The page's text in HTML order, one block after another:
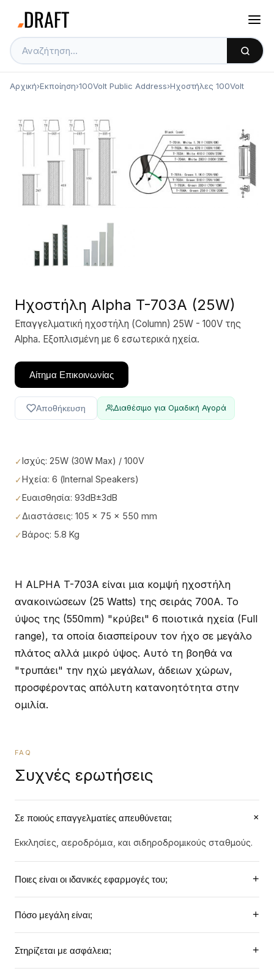
Αρχική›Εκποίηση›100Volt Public Address›Ηχοστήλες 100Volt
Ηχοστήλη Alpha T-703A (25W)
Επαγγελματική ηχοστήλη (Column) 25W - 100V της
Alpha. Εξοπλισμένη με 6 εσωτερικά ηχεία.
Αίτημα Επικοινωνίας
Αποθήκευση Διαθέσιμο για Ομαδική Αγορά
Ισχύς: 25W (30W Max) / 100V
Ηχεία: 6 (Internal Speakers)
Ευαισθησία: 93dB±3dB
Διαστάσεις: 105 × 75 × 550 mm
Βάρος: 5.8 Kg
Η ALPHA T-703A είναι μια κομψή ηχοστήλη
ανακοινώσεων (25 Watts) της σειράς 700A. Το
ύψος της (550mm) "κρύβει" 6 ποιοτικά ηχεία (Full
range), τα οποία διασπείρουν τον ήχο σε μεγάλο
πλάτος αλλά μικρό ύψος. Αυτό τη βοηθά να
"τρυπάει" την ηχώ μεγάλων, άδειων χώρων,
προσφέροντας απόλυτη κατανοητότητα στην
ομιλία.
FAQ
Συχνές ερωτήσεις
Σε ποιούς επαγγελματίες απευθύνεται; +
Εκκλησίες, αεροδρόμια, και σιδηροδρομικούς σταθμούς.
Ποιες είναι οι ιδανικές εφαρμογές του; +
Πόσο μεγάλη είναι;
+
(105mm πλάτος).
Στηρίζεται με ασφάλεια; +